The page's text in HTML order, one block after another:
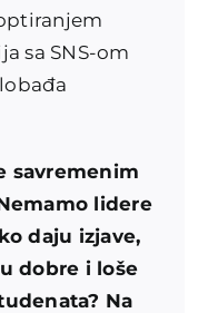
sa SNS-om
savremenim
lidere
daju izjave,
dobre i loše
Na